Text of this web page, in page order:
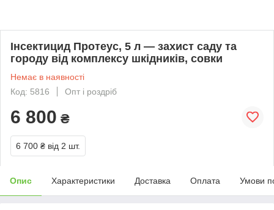
Інсектицид Протеус, 5 л — захист саду та
городу від комплексу шкідників, совки
Немає в наявності
Код: 5816
Опт і роздріб
6 800 ₴
6 700 ₴ від 2 шт.
Опис Характеристики Доставка Оплата Умови